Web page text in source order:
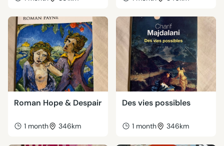
Roman Hope & Despair
1 month 346km
Des vies possibles
1 month 346km